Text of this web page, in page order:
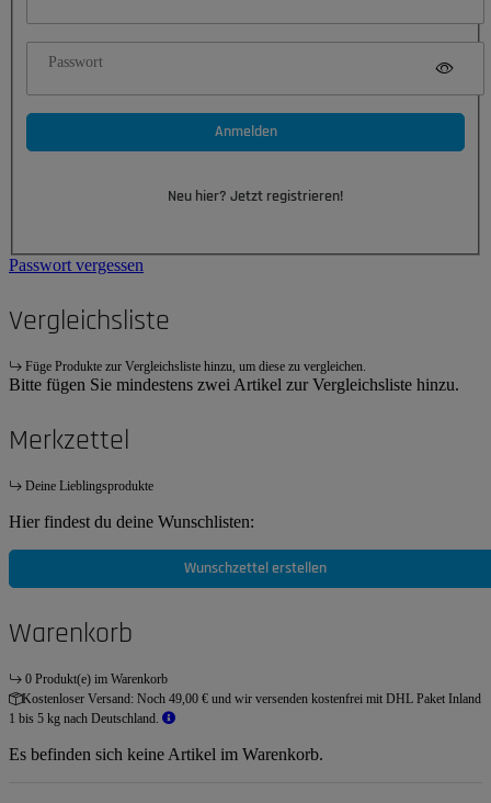
Passwort
Anmelden
Neu hier? Jetzt registrieren!
Passwort vergessen
Vergleichsliste
Füge Produkte zur Vergleichsliste hinzu, um diese zu vergleichen.
Bitte fügen Sie mindestens zwei Artikel zur Vergleichsliste hinzu.
Merkzettel
Deine Lieblingsprodukte
Hier findest du deine Wunschlisten:
Wunschzettel erstellen
Warenkorb
0 Produkt(e) im Warenkorb
Kostenloser Versand: Noch 49,00 € und wir versenden kostenfrei mit DHL Paket Inland
1 bis 5 kg nach Deutschland.
Es befinden sich keine Artikel im Warenkorb.